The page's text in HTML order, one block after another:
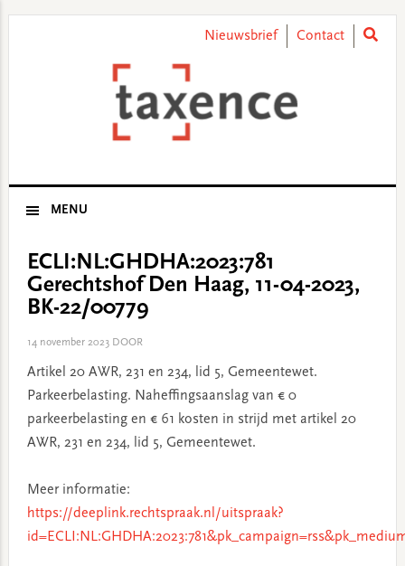
Nieuwsbrief Contact
MENU
ECLI:NL:GHDHA:2023:781
Gerechtshof Den Haag, 11-04-2023,
BK-22/00779
14 november 2023DOOR
Artikel 20 AWR, 231 en 234, lid 5, Gemeentewet.
Parkeerbelasting. Naheffingsaanslag van € 0
parkeerbelasting en € 61 kosten in strijd met artikel 20
AWR, 231 en 234, lid 5, Gemeentewet.
Meer informatie:
https://deeplink.rechtspraak.nl/uitspraak?